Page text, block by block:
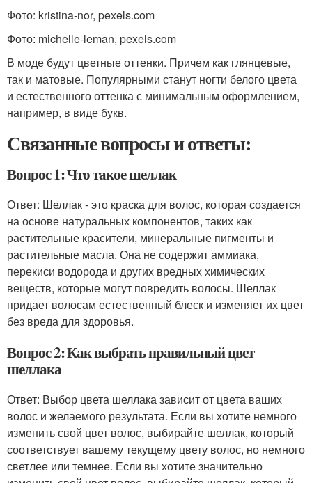
Фото: kristina-nor, pexels.com
Фото: michelle-leman, pexels.com
В моде будут цветные оттенки. Причем как глянцевые,
так и матовые. Популярными станут ногти белого цвета
и естественного оттенка с минимальным оформлением,
например, в виде букв.
Связанные вопросы и ответы:
Вопрос 1: Что такое шеллак
Ответ: Шеллак - это краска для волос, которая создается
на основе натуральных компонентов, таких как
растительные красители, минеральные пигменты и
растительные масла. Она не содержит аммиака,
перекиси водорода и других вредных химических
веществ, которые могут повредить волосы. Шеллак
придает волосам естественный блеск и изменяет их цвет
без вреда для здоровья.
Вопрос 2: Как выбрать правильный цвет
шеллака
Ответ: Выбор цвета шеллака зависит от цвета ваших
волос и желаемого результата. Если вы хотите немного
изменить свой цвет волос, выбирайте шеллак, который
соответствует вашему текущему цвету волос, но немного
светлее или темнее. Если вы хотите значительно